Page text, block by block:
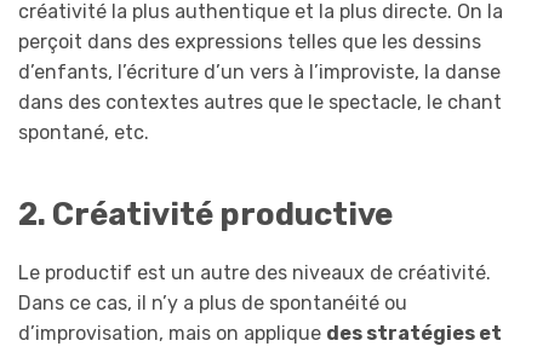
créativité la plus authentique et la plus directe. On la
perçoit dans des expressions telles que les dessins
d’enfants, l’écriture d’un vers à l’improviste, la danse
dans des contextes autres que le spectacle, le chant
spontané, etc.
2. Créativité productive
Le productif est un autre des niveaux de créativité.
Dans ce cas, il n’y a plus de spontanéité ou
d’improvisation, mais on applique des stratégies et